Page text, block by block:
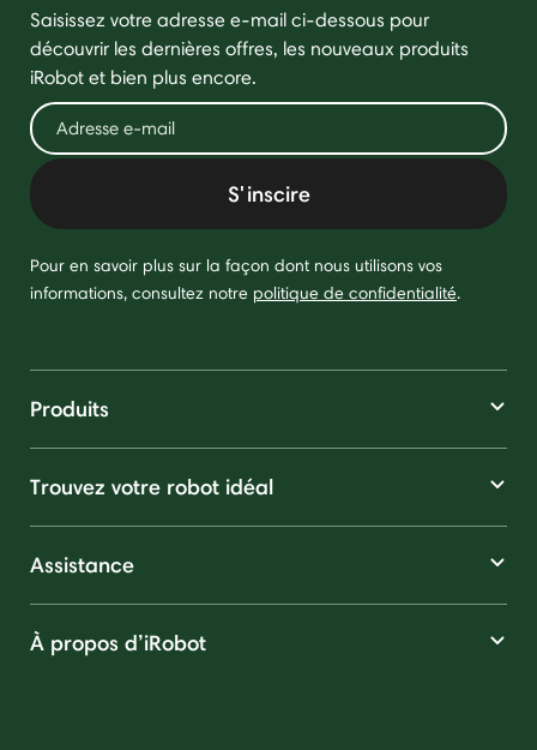
Saisissez votre adresse e-mail ci-dessous pour
découvrir les dernières offres, les nouveaux produits
iRobot et bien plus encore.
S'inscire
Pour en savoir plus sur la façon dont nous utilisons vos
informations, consultez notre politique de confidentialité.
Produits
Trouvez votre robot idéal
Assistance
À propos d’iRobot